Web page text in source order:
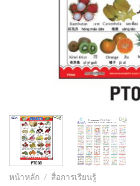
หน้าหลัก / สื่อการเรียนรู้